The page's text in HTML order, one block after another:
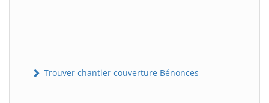
Trouver chantier couverture Bénonces